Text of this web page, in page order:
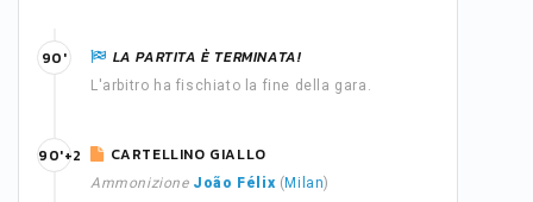
LA PARTITA È TERMINATA!
L'arbitro ha fischiato la fine della gara.
90'
CARTELLINO GIALLO
Ammonizione João Félix ( Milan)
90'+2